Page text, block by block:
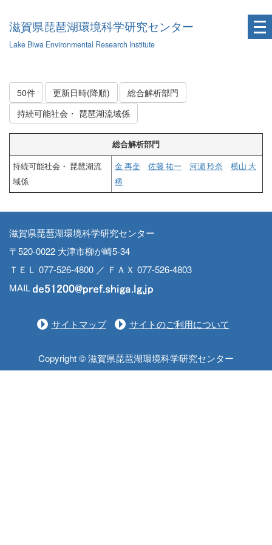
滋賀県琵琶湖環境科学研究センター
Lake Biwa Environmental Research Institute
50件 更新日時(降順)
総合解析部門
持続可能社会・ 琵琶湖流域係
総合解析部門
持続可能社会・ 琵琶湖流
域係
金 再奎 佐藤 祐一 河瀬 玲奈
横山 大
稀
滋賀県琵琶湖環境科学研究センター
〒520-0022 大津市柳が崎5-34
ＴＥＬ 077-526-4800 ／ ＦＡＸ 077-526-4803
MAIL
サイトマップ サイトのご利用について
Copyright © 滋賀県琵琶湖環境科学研究センター